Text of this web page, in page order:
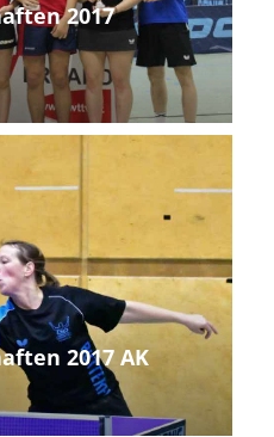
2017
2017 AK